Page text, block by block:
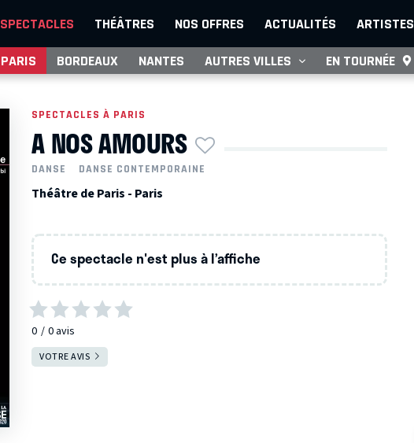
SPECTACLES THÉÂTRES NOS OFFRES ACTUALITÉS ARTISTES
PARIS BORDEAUX NANTES AUTRES VILLES EN TOURNÉE
SPECTACLES À PARIS
A NOS AMOURS
DANSE DANSE CONTEMPORAINE
Théâtre de Paris - Paris
Ce spectacle n'est plus à l’affiche
0 0avis
VOTRE AVIS